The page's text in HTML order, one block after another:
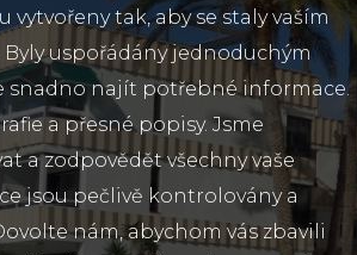
vytvořeny tak, aby se staly vaším
uspořádány jednoduchým
snadno najít potřebné informace.
a přesné popisy. Jsme
a zodpovědět všechny vaše
jsou pečlivě kontrolovány a
nám, abychom vás zbavili